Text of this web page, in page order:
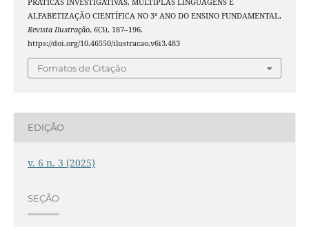
PRÁTICAS INVESTIGATIVAS, MÚLTIPLAS LINGUAGENS E
ALFABETIZAÇÃO CIENTÍFICA NO 3º ANO DO ENSINO FUNDAMENTAL.
Revista Ilustração, 6(3), 187–196.
https://doi.org/10.46550/ilustracao.v6i3.483
Fomatos de Citação
EDIÇÃO
v. 6 n. 3 (2025)
SEÇÃO